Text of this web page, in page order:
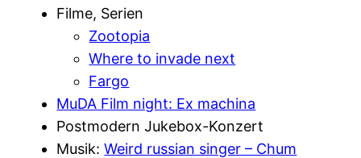
Filme, Serien
Zootopia
Where to invade next
Fargo
MuDA Film night: Ex machina
Postmodern Jukebox-Konzert
Musik:Weird russian singer – Chum